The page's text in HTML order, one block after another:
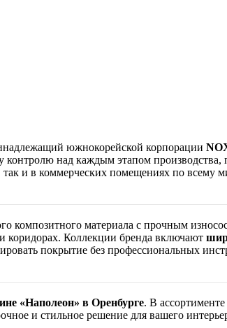
южнокорейской корпорации
над каждым этапом производства,
и в коммерческих помещениях по всему
композитного материала с прочным
коридорах. Коллекции бренда включают
покрытие без профессиональных
«Наполеон» в Оренбурге. В
и стильное решение для вашего